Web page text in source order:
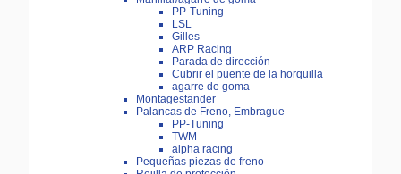
PP-Tuning
LSL
Gilles
ARP Racing
Parada de dirección
Cubrir el puente de la horquilla
agarre de goma
Montageständer
Palancas de Freno, Embrague
PP-Tuning
TWM
alpha racing
Pequeñas piezas de freno